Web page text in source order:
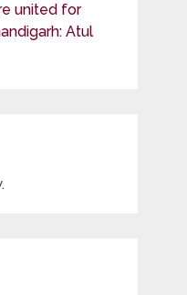
united for
Atul